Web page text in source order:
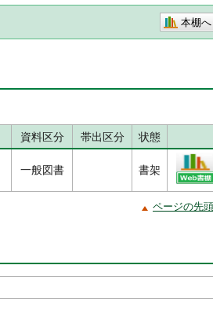
本棚へ
資料区分 帯出区分 状態
一般図書 書架
ページの先